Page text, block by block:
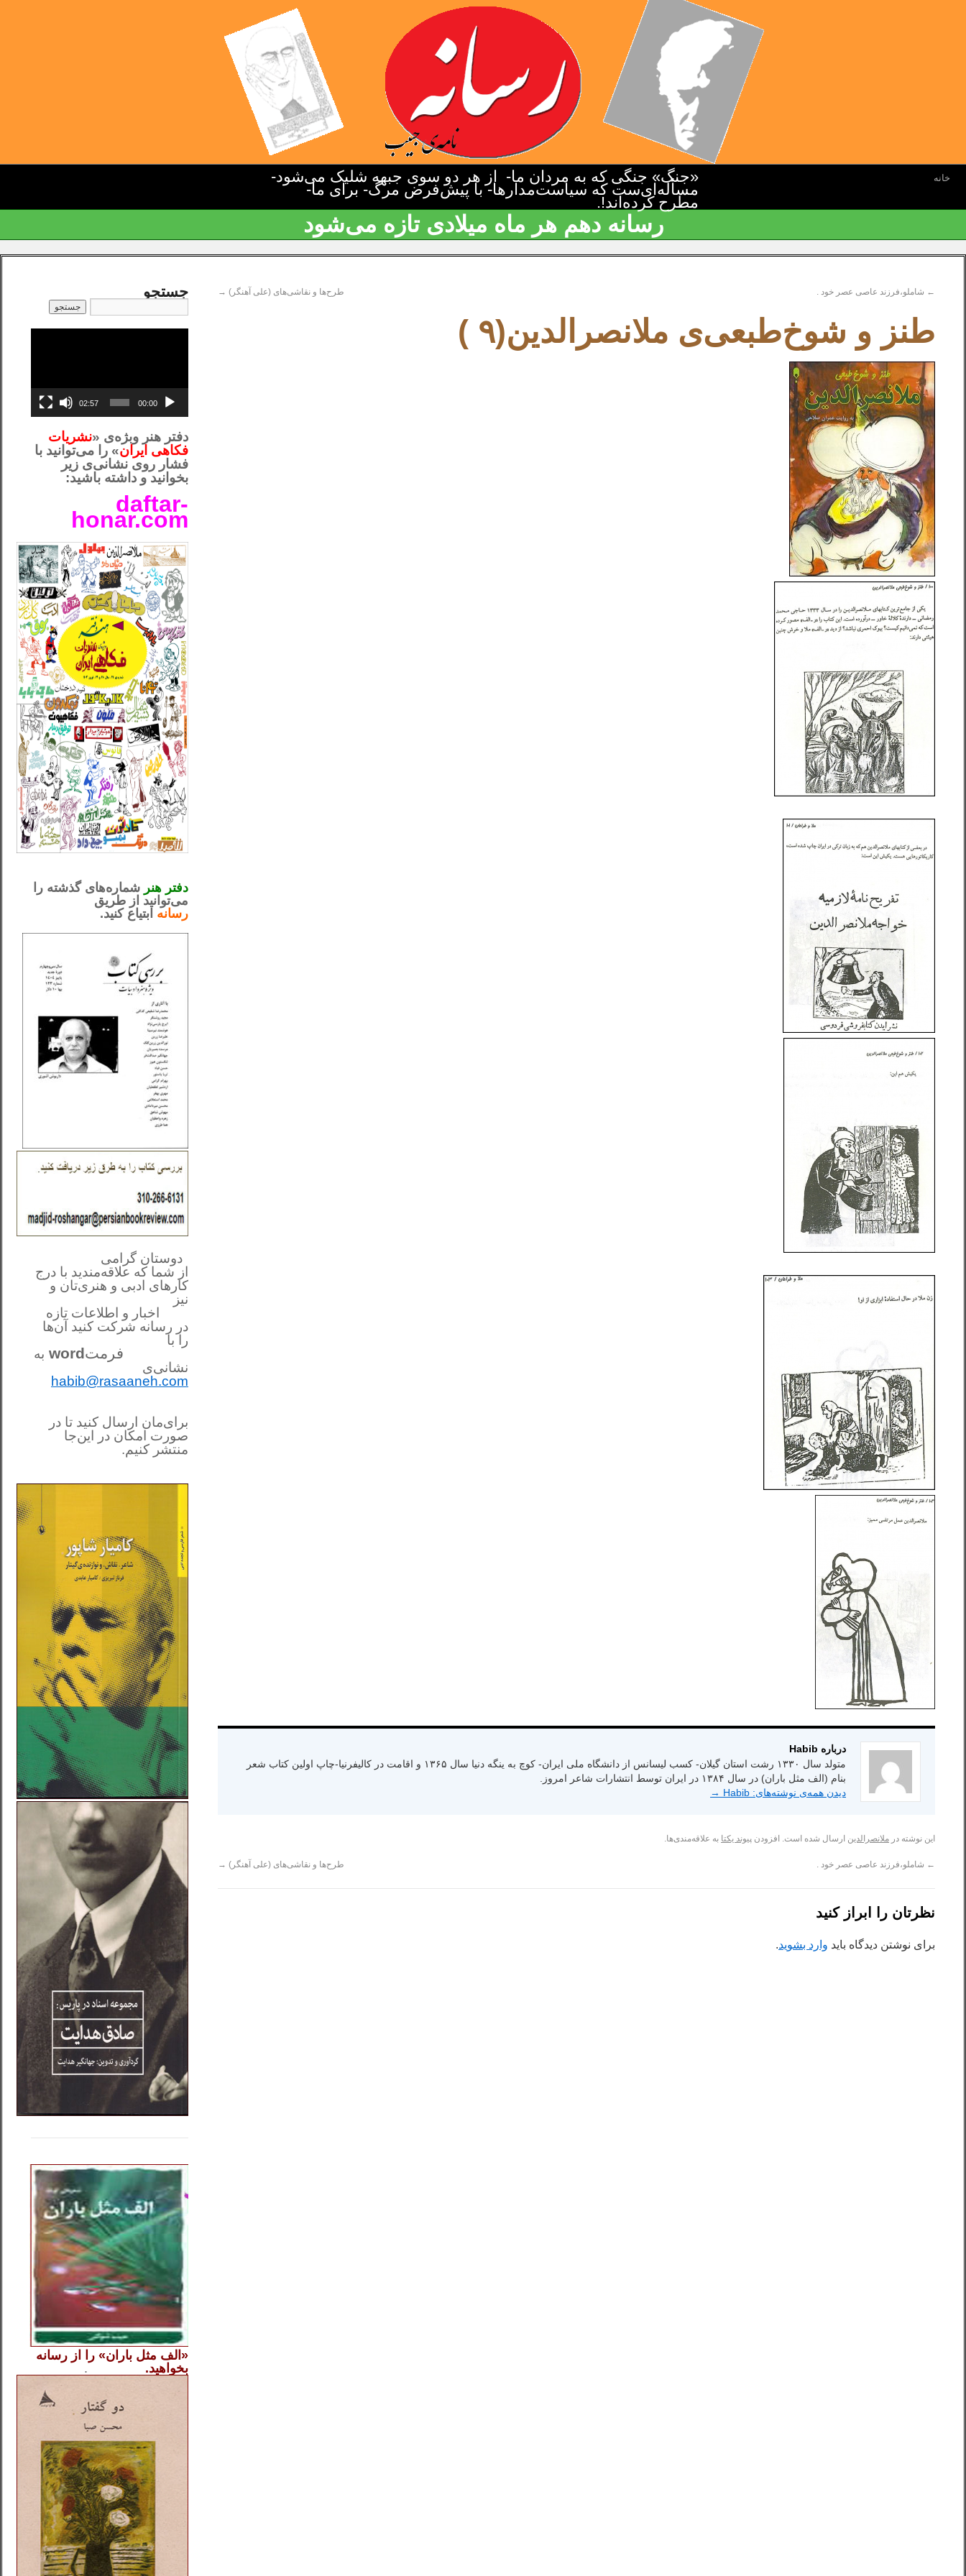
خانه «جنگ» جنگی که به مردان ما- از هر دو سوی جبهه شلیک می‌شود-
مسأله‌ای‌ست که سیاست‌مدارها- با پیش‌فرض مرگ- برای ما-
مطرح کرده‌اند!.
رسانه دهم هر ماه میلادی تازه می‌شود
← شاملو،فرزند عاصی عصر خود . طرح‌ها و نقاشی‌های (علی آهنگر) →
طنز و شوخ‌طبعی‌ی ملانصرالدین(۹ )
درباره Habib
متولد سال ۱۳۳۰ رشت استان گیلان- کسب لیسانس از دانشگاه ملی ایران- کوچ به ینگه دنیا سال ۱۳۶۵ و اقامت در کالیفرنیا-چاپ اولین کتاب شعر
بنام (الف مثل باران) در سال ۱۳۸۴ در ایران توسط انتشارات شاعر امروز.
دیدن همه‌ی نوشته‌های: Habib
→
این نوشته در ملانصرالدین ارسال شده است. افزودن پیوند یکتا به علاقه‌مندی‌ها.
← شاملو،فرزند عاصی عصر خود . طرح‌ها و نقاشی‌های (علی آهنگر) →
نظرتان را ابراز کنید
برای نوشتن دیدگاه باید وارد بشوید.
جستجو
00:00
02:57
دفتر هنر وبژه‌ی «نشریات
فکاهی ایران» را می‌توانید با
فشار روی نشانی‌ی زیر
بخوانید و داشته باشید:
daftar-
honar.com
دفتر هنر شماره‌های گذشته را
می‌توانید از طریق
رسانه ابتیاع کنید.
دوستان گرامی
از شما که علاقه‌مندید با درج
کارهای‌ ادبی و هنری‌تان و
نیز
اخبار و اطلاعات تازه
در رسانه شرکت کنید آن‌ها
را با
فرمتword به
نشانی‌ی
habib@rasaaneh.com
برای‌مان ارسال کنید تا در
صورت امکان در این‌جا
منتشر کنیم.
«الف مثل باران» را از رسانه
بخواهید.
.